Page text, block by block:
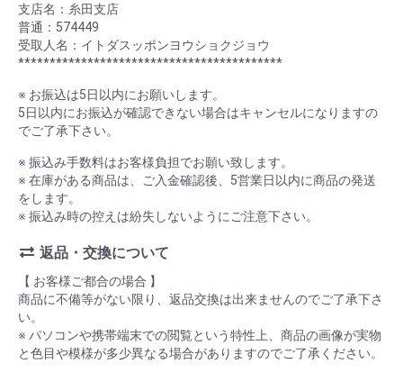
支店名：糸田支店
普通：574449
受取人名：イトダスッポンヨウショクジョウ
******************************************
※ お振込は5日以内にお願いします。
5日以内にお振込が確認できない場合はキャンセルになりますの
でご了承下さい。
※ 振込み手数料はお客様負担でお願い致します。
※ 在庫がある商品は、ご入金確認後、5営業日以内に商品の発送
をします。
※ 振込み時の控えは紛失しないようにご注意下さい。
返品・交換について
【 お客様ご都合の場合 】
商品に不備等がない限り、返品交換は出来ませんのでご了承下さ
い。
※ パソコンや携帯端末での閲覧という特性上、商品の画像が実物
と色目や模様が多少異なる場合がありますのでご了承ください。